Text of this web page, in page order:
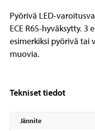
Pyörivä LED-
ECE R65-hyväksytty.
esimerkiksi pyörivä tai
muovia.
Tekniset tiedot
Jännite